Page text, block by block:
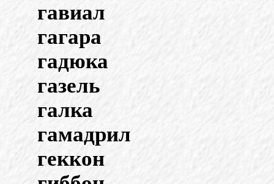
гавиал
гагара
гадюка
газель
галка
гамадрил
геккон